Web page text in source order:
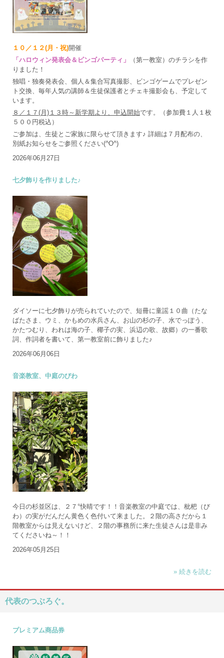
１０／１２(月・祝)開催
「ハロウィン発表会＆ビンゴパーティ」
（第一教室）のチラシを作
りました！
独唱・独奏発表会、個人＆集合写真撮影、ビンゴゲームでプレゼン
ト交換、毎年人気の講師＆生徒保護者とチェキ撮影会も、予定して
います。
８／１７(月)１３時～新学期より、申込開始です。（参加費１人１枚
５００円税込）
ご参加は、生徒とご家族に限らせて頂きます♪ 詳細は７月配布の、
別紙お知らせをご参照ください(^O^)
2026年06月27日
七夕飾りを作りました♪
ダイソーに七夕飾りが売られていたので、短冊に童謡１０曲（たな
ばたさま、ウミ、かもめの水兵さん、お山の杉の子、水でっぽう、
かたつむり、われは海の子、椰子の実、浜辺の歌、故郷）の一番歌
詞、作詞者を書いて、第一教室前に飾りました♪
2026年06月06日
音楽教室、中庭のびわ
今日の杉並区は、２７°快晴です！！音楽教室の中庭では、枇杷（び
わ）の実がだんだん黄色く色付いて来ました。２階の高さだから１
階教室からは見えないけど、２階の事務所に来た生徒さんは是非み
てくださいね～！！
2026年05月25日
» 続きを読む
代表のつぶろぐ。
プレミアム商品券